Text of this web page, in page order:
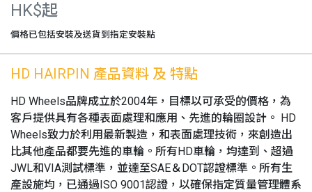
HK$起
價格已包括安裝及送貨到指定安裝點
HD HAIRPIN 產品資料 及 特點
HD Wheels品牌成立於2004年，目標以可承受的價格，為
客戶提供具有各種表面處理和應用、先進的輪圈設計。 HD
Wheels致力於利用最新製造，和表面處理技術，來創造出
比其他產品都要先進的車輪。所有HD車輪，均達到、超過
JWL和VIA測試標準，並達至SAE＆DOT認證標準。所有生
產設施均，已通過ISO 9001認證，以確保指定質量管理體系